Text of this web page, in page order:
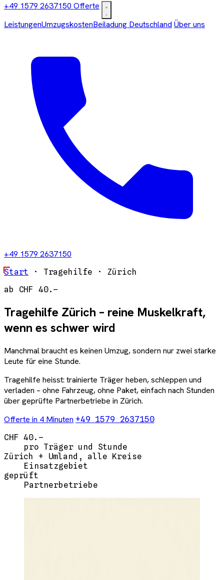
+49 1579 2637150 Offerte
LeistungenUmzugskostenBeiladung Deutschland Über uns
+49 1579 2637150
Start · Tragehilfe · Zürich
ab CHF 40.–
Tragehilfe Zürich – reine Muskelkraft,
wenn es schwer wird
Manchmal braucht es keinen Umzug, sondern nur zwei starke
Leute für eine Stunde.
Tragehilfe heisst: trainierte Träger heben, schleppen und
verladen – ohne Fahrzeug, ohne Paket, einfach nach Stunden
über geprüfte Partnerbetriebe in Zürich.
Offerte in 4 Minuten +49 1579 2637150
CHF 40.–
pro Träger und Stunde
Zürich + Umland, alle Kreise
Einsatzgebiet
geprüft
Partnerbetriebe